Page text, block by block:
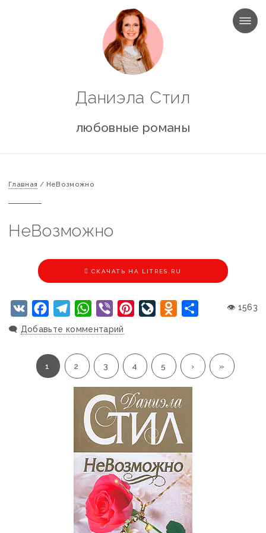
МЕНЮ
Даниэла Стил
любовные романы
Главная / НеВозможно
НеВозможно
CКАЧАТЬ НА LITRES.RU
VK FacebookTelegramWhatsApp
Viber PinterestLiveJournalOdnoklassniki
Отправить
👁 1563
🗨️ Добавьте комментарий
1 2 3 4 5 › »